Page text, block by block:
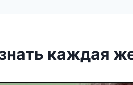
каждая